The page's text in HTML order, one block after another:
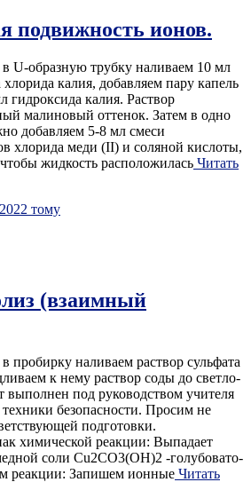
подвижность ионов.
U-образную трубку наливаем 10 мл
калия, добавляем пару капель
гидроксида калия. Раствор
малиновый оттенок. Затем в одно
добавляем 5-8 мл смеси
хлорида меди (II) и соляной кислоты,
жидкость расположилась Читать
тому
(взаимный
пробирку наливаем раствор сульфата
к нему раствор соды до светло-
выполнен под руководством учителя
безопасности. Просим не
подготовки.
химической реакции: Выпадает
соли Cu2CO3(OH)2 -голубовато-
реакции: Запишем ионные Читать